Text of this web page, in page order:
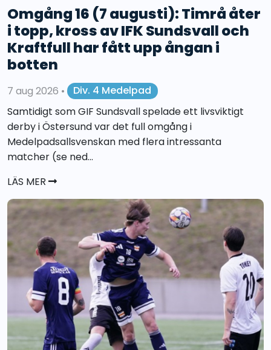
Omgång 16 (7 augusti): Timrå åter
i topp, kross av IFK Sundsvall och
Kraftfull har fått upp ångan i
botten
7 aug 2026 •
Div. 4 Medelpad
Samtidigt som GIF Sundsvall spelade ett livsviktigt
derby i Östersund var det full omgång i
Medelpadsallsvenskan med flera intressanta
matcher (se ned...
LÄS MER